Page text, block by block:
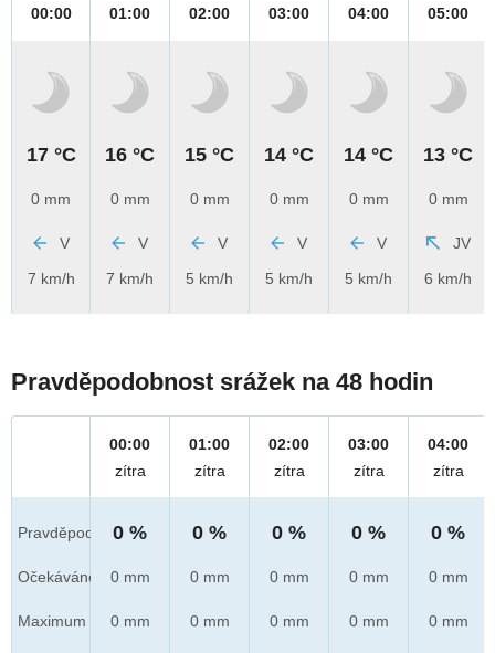
00:00
17 °C
0 mm
V
7 km/h
01:00
16 °C
0 mm
V
7 km/h
02:00
15 °C
0 mm
V
5 km/h
03:00
14 °C
0 mm
V
5 km/h
04:00
14 °C
0 mm
V
5 km/h
05:00
13 °C
0 mm
JV
6 km/h
Pravděpodobnost srážek na 48 hodin
Pravděpod.
Očekáváno
Maximum
00:00
zítra
0 %
0 mm
0 mm
01:00
zítra
0 %
0 mm
0 mm
02:00
zítra
0 %
0 mm
0 mm
03:00
zítra
0 %
0 mm
0 mm
04:00
zítra
0 %
0 mm
0 mm